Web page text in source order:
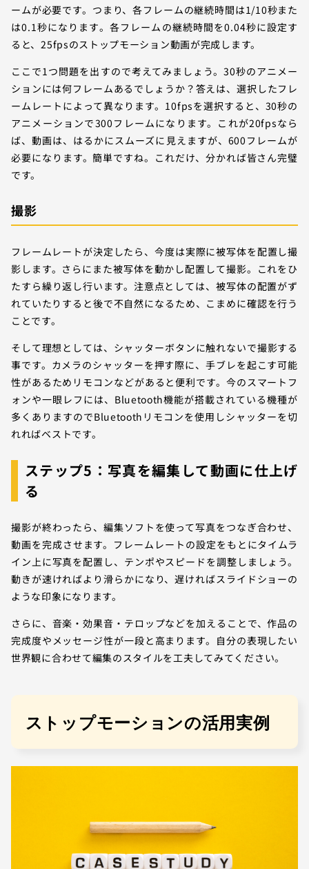
ームが必要です。つまり、各フレームの継続時間は1/10秒また
は0.1秒になります。各フレームの継続時間を0.04秒に設定す
ると、25fpsのストップモーション動画が完成します。
ここで1つ問題を出すので考えてみましょう。30秒のアニメー
ションには何フレームあるでしょうか？答えは、選択したフレ
ームレートによって異なります。10fpsを選択すると、30秒の
アニメーションで300フレームになります。これが20fpsなら
ば、動画は、はるかにスムーズに見えますが、600フレームが
必要になります。簡単ですね。これだけ、分かれば皆さん完璧
です。
撮影
フレームレートが決定したら、今度は実際に被写体を配置し撮
影します。さらにまた被写体を動かし配置して撮影。これをひ
たすら繰り返し行います。注意点としては、被写体の配置がず
れていたりすると後で不自然になるため、こまめに確認を行う
ことです。
そして理想としては、シャッターボタンに触れないで撮影する
事です。カメラのシャッターを押す際に、手ブレを起こす可能
性があるためリモコンなどがあると便利です。今のスマートフ
ォンや一眼レフには、Bluetooth機能が搭載されている機種が
多くありますのでBluetoothリモコンを使用しシャッターを切
れればベストです。
ステップ5：写真を編集して動画に仕上げ
る
撮影が終わったら、編集ソフトを使って写真をつなぎ合わせ、
動画を完成させます。フレームレートの設定をもとにタイムラ
イン上に写真を配置し、テンポやスピードを調整しましょう。
動きが速ければより滑らかになり、遅ければスライドショーの
ような印象になります。
さらに、音楽・効果音・テロップなどを加えることで、作品の
完成度やメッセージ性が一段と高まります。自分の表現したい
世界観に合わせて編集のスタイルを工夫してみてください。
ストップモーションの活用実例